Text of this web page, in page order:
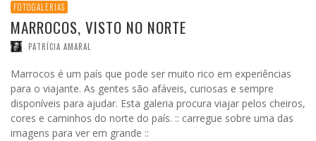
FOTOGALERIAS
MARROCOS, VISTO NO NORTE
PATRÍCIA AMARAL
Marrocos é um país que pode ser muito rico em experiências
para o viajante. As gentes são afáveis, curiosas e sempre
disponíveis para ajudar. Esta galeria procura viajar pelos cheiros,
cores e caminhos do norte do país. :: carregue sobre uma das
imagens para ver em grande ::